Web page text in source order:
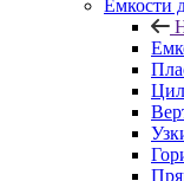
Емкости